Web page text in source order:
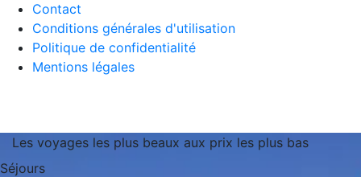
Contact
Conditions générales d'utilisation
Politique de confidentialité
Mentions légales
Les voyages les plus beaux aux prix les plus bas
Séjours